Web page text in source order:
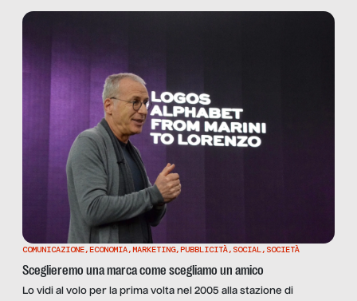
COMUNICAZIONE,ECONOMIA,MARKETING,PUBBLICITÀ, SOCIAL, SOCIETÀ
Sceglieremo una marca come scegliamo un amico
Lo vidi al volo per la prima volta nel 2005 alla stazione di